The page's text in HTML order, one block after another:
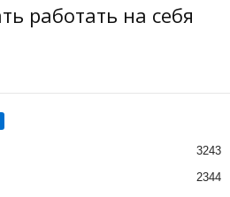
работать на себя
3243
2344